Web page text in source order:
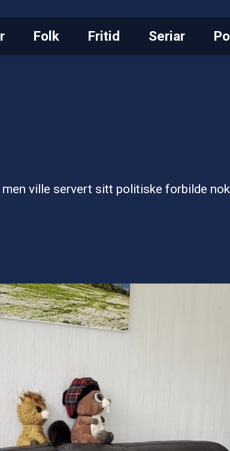
Folk Fritid Seriar
ville servert sitt politiske forbilde